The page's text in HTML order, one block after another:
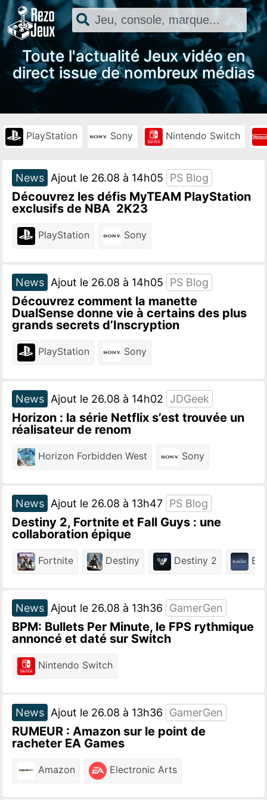
Toute l'actualité Jeux vidéo en
direct issue de nombreux médias
PlayStation Sony Nintendo Switch
News Ajout le 26.08 à 14h05 PS Blog
Découvrez les défis MyTEAM PlayStation
exclusifs de NBA 2K23
PlayStation Sony
News Ajout le 26.08 à 14h05 PS Blog
Découvrez comment la manette
DualSense donne vie à certains des plus
grands secrets d’Inscryption
PlayStation Sony
News Ajout le 26.08 à 14h02 JDGeek
Horizon : la série Netflix s’est trouvée un
réalisateur de renom
Horizon Forbidden West Sony
News Ajout le 26.08 à 13h47 PS Blog
Destiny 2, Fortnite et Fall Guys : une
collaboration épique
Fortnite Destiny Destiny 2
News Ajout le 26.08 à 13h36 GamerGen
BPM: Bullets Per Minute, le FPS rythmique
annoncé et daté sur Switch
Nintendo Switch
News Ajout le 26.08 à 13h36 GamerGen
RUMEUR : Amazon sur le point de
racheter EA Games
Amazon Electronic Arts